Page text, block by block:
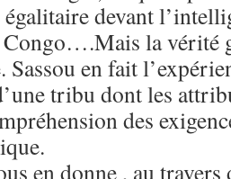
devant
la vérité
Sassou en fait
tribu dont les
des
en donne , au